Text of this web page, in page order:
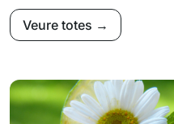
Veure totes →